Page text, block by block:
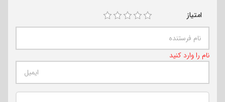
امتیاز
نام را وارد کنید